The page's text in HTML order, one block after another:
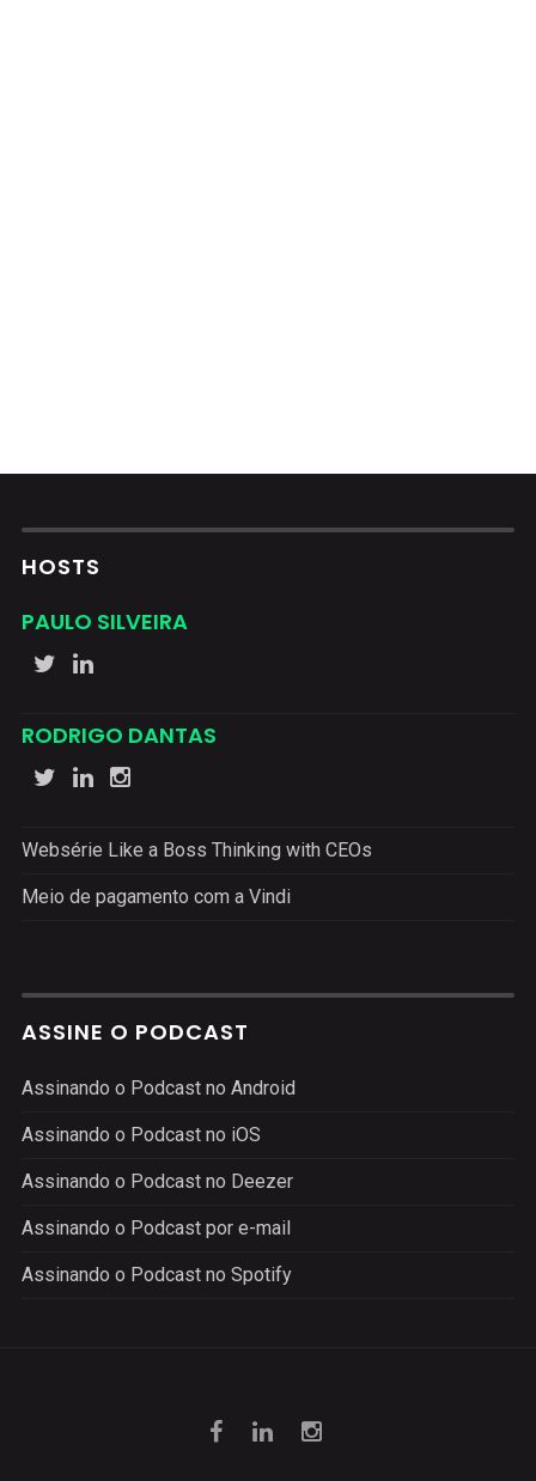
HOSTS
PAULO SILVEIRA
RODRIGO DANTAS
Websérie Like a Boss Thinking with CEOs
Meio de pagamento com a Vindi
ASSINE O PODCAST
Assinando o Podcast no Android
Assinando o Podcast no iOS
Assinando o Podcast no Deezer
Assinando o Podcast por e-mail
Assinando o Podcast no Spotify